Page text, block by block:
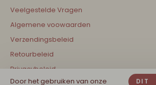
Veelgestelde Vragen
Algemene voowaarden
Verzendingsbeleid
Retourbeleid
Privacybeleid
Door het gebruiken van onze DIT